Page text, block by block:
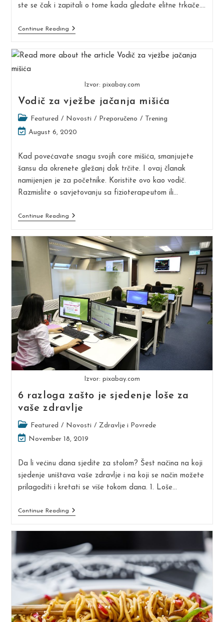
ste se čak i zapitali o tome kada gledate elitne trkače.…
Continue ReadingDa
Gubite
Izvor: pixabay.com
Vodič za vježbe jačanja mišića
Post
category:
Featured / Novosti / Preporučeno / Trening
Post
modified:
August 6, 2020
Kad povećavate snagu svojih core mišića, smanjujete
šansu da okrenete gležanj dok trčite. I ovaj članak
namijenjen je za početnike. Koristite ovo kao vodič.
Razmislite o savjetovanju sa fizioterapeutom ili…
Continue ReadingVodič
Jačanja
Mišića
Izvor: pixabay.com
6 razloga zašto je sjedenje loše za
vaše zdravlje
Post
category:
Featured / Novosti / Zdravlje i Povrede
Post
modified:
November 18, 2019
Da li većinu dana sjedite za stolom? Šest načina na koji
sjedenje uništava vaše zdravlje i na koji se način možete
prilagoditi i kretati se više tokom dana. 1. Loše…
Continue Reading6
Sjedenje
Loše
Za
Vaše
Zdravlje